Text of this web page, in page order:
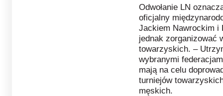
Odwołanie LN
oficjalny
Jackiem Nawrockim i
jednak zorganizować
towarzyskich. –
wybranymi
mają na celu
turniejów
męskich.